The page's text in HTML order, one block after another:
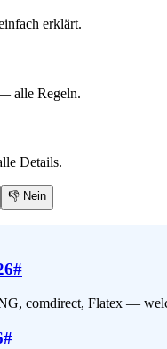
erklärt.
alle Regeln.
Details.
👎 Nein
#
comdirect, Flatex —
#